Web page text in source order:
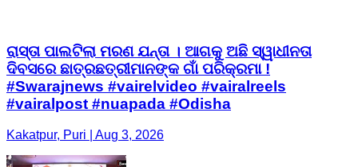
ରାସ୍ତା ପାଲଟିଲା ମରଣ ଯନ୍ତା । ଆଗକୁ ଅଛି ସ୍ୱାଧୀନତା
ଦିବସରେ ଛାତ୍ରଛତ୍ରୀମାନଙ୍କ ଗାଁ ପରିକ୍ରମା !
#Swarajnews #vairelvideo #vairalreels
#vairalpost #nuapada #Odisha
Kakatpur, Puri | Aug 3, 2026